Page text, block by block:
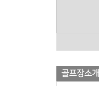
골프장소개